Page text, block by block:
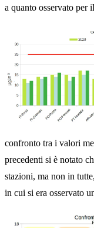
a quanto osservato per
confronto tra i valori
precedenti si è notato
stazioni, ma non in
in cui si era osservato